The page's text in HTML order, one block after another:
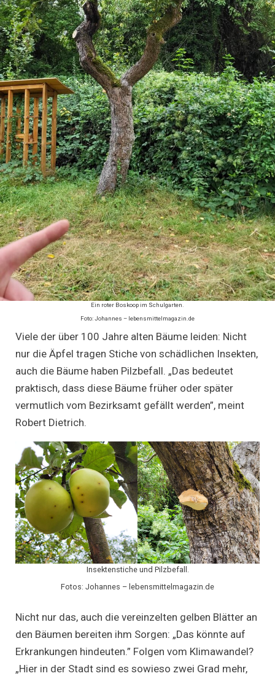
Ein roter Boskoop im Schulgarten.
Foto: Johannes – lebensmittelmagazin.de
Viele der über 100 Jahre alten Bäume leiden: Nicht
nur die Äpfel tragen Stiche von schädlichen Insekten,
auch die Bäume haben Pilzbefall. „Das bedeutet
praktisch, dass diese Bäume früher oder später
vermutlich vom Bezirksamt gefällt werden”, meint
Robert Dietrich.
Insektenstiche und Pilzbefall.
Fotos: Johannes – lebensmittelmagazin.de
Nicht nur das, auch die vereinzelten gelben Blätter an
den Bäumen bereiten ihm Sorgen: „Das könnte auf
Erkrankungen hindeuten.” Folgen vom Klimawandel?
„Hier in der Stadt sind es sowieso zwei Grad mehr,